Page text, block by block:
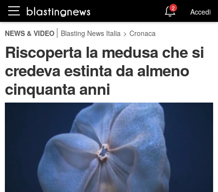
2 Accedi
NEWS & VIDEO Blasting News Italia > Cronaca
Riscoperta la medusa che si
credeva estinta da almeno
cinquanta anni